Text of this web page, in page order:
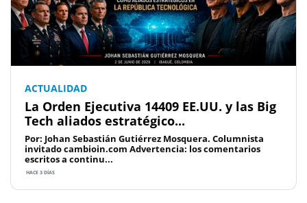
ACTUALIDAD
La Orden Ejecutiva 14409 EE.UU. y las Big
Tech aliados estratégico...
Por: Johan Sebastián Gutiérrez Mosquera. Columnista
invitado cambioin.com Advertencia: los comentarios
escritos a continu...
HACE 3 DÍAS